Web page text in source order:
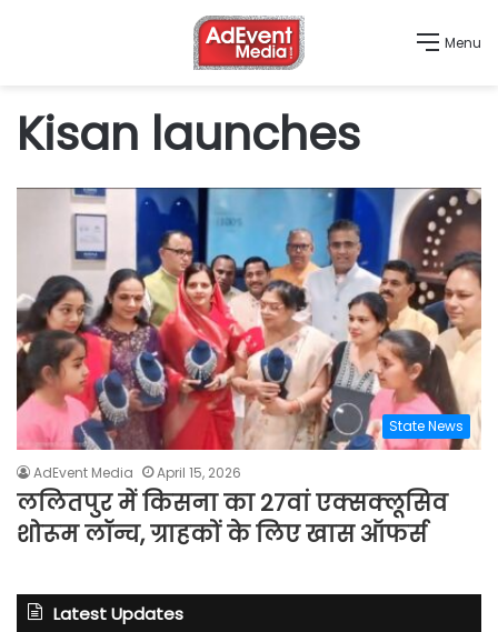
Menu
Kisan launches
State News
AdEvent Media April 15, 2026
ललितपुर में किसना का 27वां एक्सक्लूसिव
शोरूम लॉन्च, ग्राहकों के लिए खास ऑफर्स
Latest Updates